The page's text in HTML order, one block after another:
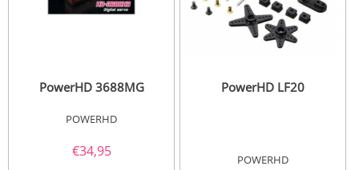
PowerHD 3688MG
POWERHD
€34,95
PowerHD LF20
POWERHD